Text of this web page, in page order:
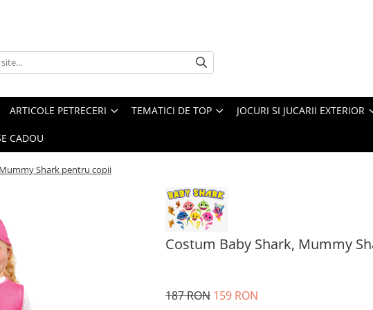
ARTICOLE PETRECERI TEMATICI DE TOP JOCURI SI JUCARII EXTERIOR
CADOU
Shark pentru copii
Costum Baby Shark, Mummy
187 RON 159 RON